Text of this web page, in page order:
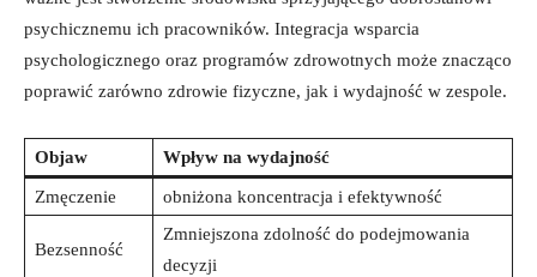
psychicznemu ‌ich​ pracowników. Integracja ⁣wsparcia‌
psychologicznego oraz programów zdrowotnych może znacząco
poprawić zarówno zdrowie fizyczne, jak ‌i⁤ wydajność w zespole.
Objaw Wpływ ⁤na wydajność
Zmęczenie obniżona koncentracja i efektywność
Bezsenność
Zmniejszona zdolność do podejmowania ​
decyzji